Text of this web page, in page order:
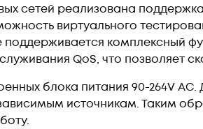
сетей реализована
виртуального
комплексный
QoS, что позволяет
блока питания 90-264V
источникам. Таким